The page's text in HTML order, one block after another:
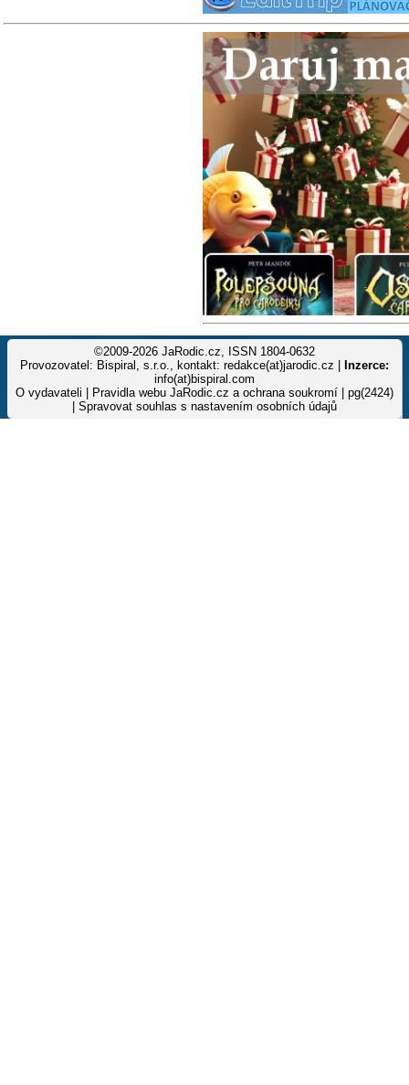
©2009-2026 JaRodic.cz, ISSN 1804-0632
Provozovatel: Bispiral, s.r.o., kontakt: redakce(at)jarodic.cz |
Inzerce:
info(at)bispiral.com
O vydavateli
Pravidla webu JaRodic.cz a ochrana soukromí | pg(2424)
Spravovat souhlas s nastavením osobních údajů